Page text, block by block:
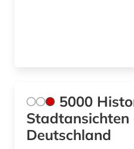
baukosten ausschreibung leistung
bauvergabe
5000
Stadtansichten
Deutschland